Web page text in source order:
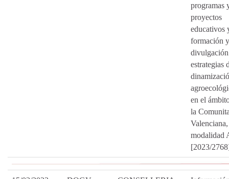
programas
proyectos
educativos
formación y
estrategias
en el
la
Valenciana,
modalidad
[2023/